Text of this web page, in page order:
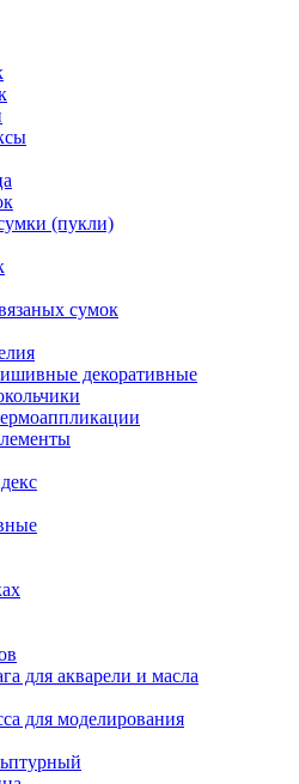
(пукли)
сумок
декоративные
для акварели и масла
для моделирования